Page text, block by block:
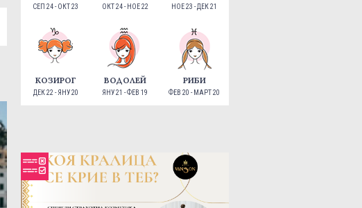
СЕП 24 - ОКТ 23 ОКТ 24 - НОЕ 22 НОЕ 23 - ДЕК 21
КОЗИРОГ
ДЕК 22 - ЯНУ 20
ВОДОЛЕЙ
ЯНУ 21 - ФЕВ 19
РИБИ
ФЕВ 20 - МАРТ 20